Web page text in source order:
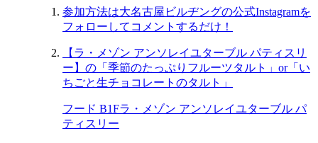
参加方法は大名古屋ビルヂングの公式Instagramを
フォローしてコメントするだけ！
【ラ・メゾン アンソレイユターブル パティスリ
ー】の「季節のたっぷりフルーツタルト」or「い
ちごと生チョコレートのタルト」
フード B1Fラ・メゾン アンソレイユターブル パ
ティスリー